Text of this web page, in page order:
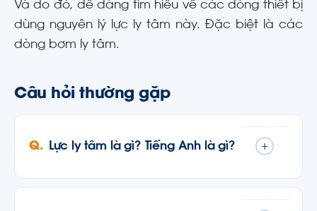
Và do đó, dễ dàng tìm hiểu về các dòng thiết bị
dùng nguyên lý lực ly tâm này. Đặc biệt là các
dòng bơm ly tâm.
Câu hỏi thường gặp
Lực ly tâm là gì? Tiếng Anh là gì? +